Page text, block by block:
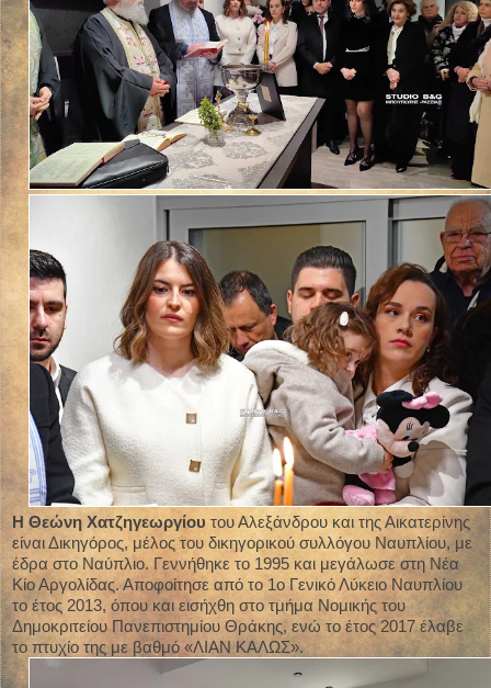
Η Θεώνη Χατζηγεωργίου του Αλεξάνδρου και της Αικατερίνης
είναι Δικηγόρος, μέλος του δικηγορικού συλλόγου Ναυπλίου, με
έδρα στο Ναύπλιο. Γεννήθηκε το 1995 και μεγάλωσε στη Νέα
Κίο Αργολίδας. Αποφοίτησε από το 1ο Γενικό Λύκειο Ναυπλίου
το έτος 2013, όπου και εισήχθη στο τμήμα Νομικής του
Δημοκριτείου Πανεπιστημίου Θράκης, ενώ το έτος 2017 έλαβε
το πτυχίο της με βαθμό «ΛΙΑΝ ΚΑΛΩΣ».